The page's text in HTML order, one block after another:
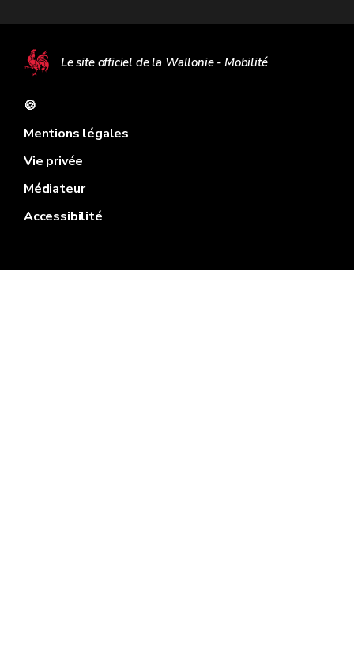
Le site officiel de la Wallonie - Mobilité
🍪
Mentions légales
Vie privée
Médiateur
Accessibilité